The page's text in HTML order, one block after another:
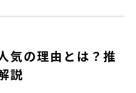
気の理由とは？推
説